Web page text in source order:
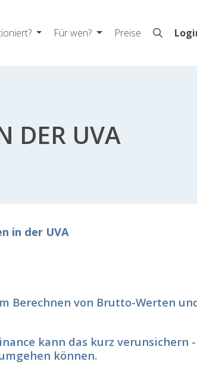
Für wen? Preise
DER UVA
in der UVA
Berechnen von Brutto-Werten
kann das kurz verunsichern
können.